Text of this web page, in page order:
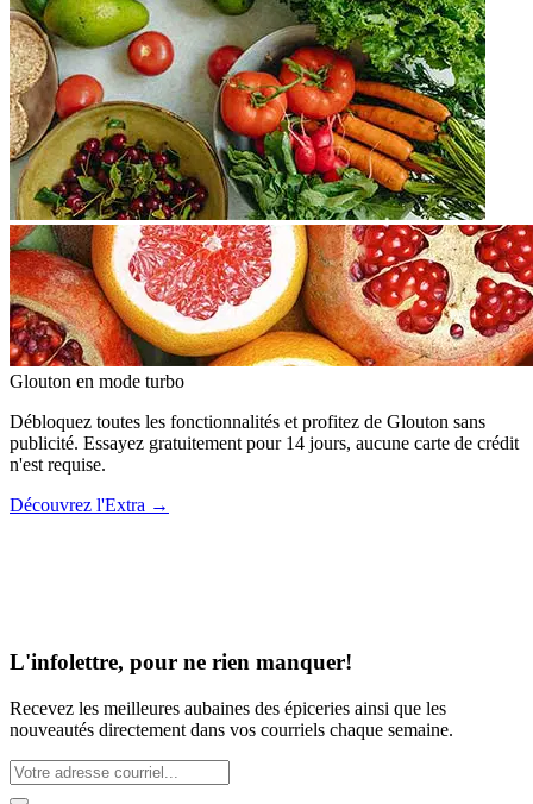
Glouton en mode turbo
Débloquez toutes les fonctionnalités et profitez de Glouton sans
publicité. Essayez gratuitement pour 14 jours, aucune carte de crédit
n'est requise.
Découvrez l'Extra →
L'infolettre, pour ne rien manquer!
Recevez les meilleures aubaines des épiceries ainsi que les
nouveautés directement dans vos courriels chaque semaine.